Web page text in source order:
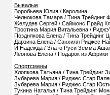
Бывалые
Воробьева Юлия / Каролина
Челнокова Тамара / Тина Трейдинг
Желудев Сергей / Саймонс Прайд
Тростина Мария Витальевна /
Позднякова Елена / Тина Трейдинг
Дарзина Елена / Санхилл Риджес
И Надежда / Злато Руси Земма
Леонова Елена / Подарок из
Спортсмены
Хлопкова Татьяна / Тина Трейдинг
Зубарева Мария / Риджес Стар
Зубарева Мария / Риджес Стар
Тукина Наталья / Тина Трейдинг